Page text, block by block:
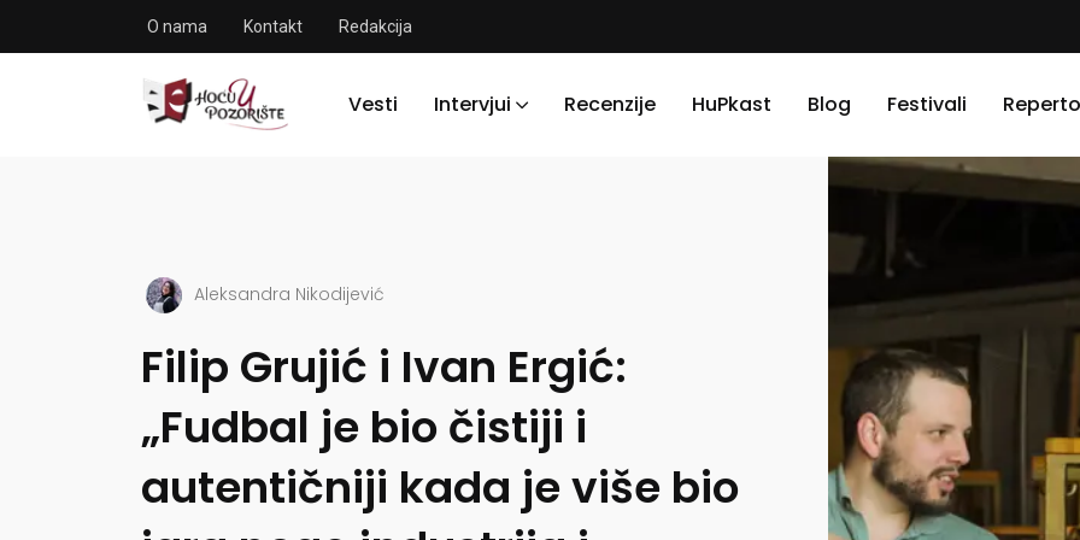
O nama Kontakt Redakcija
Vesti Intervjui Recenzije HuPkast Blog Festivali
Aleksandra Nikodijević
Filip Grujić i Ivan Ergić:
„Fudbal je bio čistiji i
autentičniji kada je više bio